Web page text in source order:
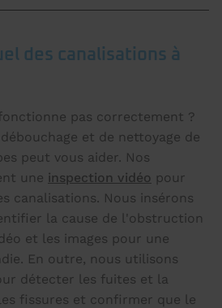
des canalisations à
pas correctement ?
et de nettoyage de
peut vous aider. Nos
une inspection vidéo pour
canalisations. Nous insérons
la cause de l'obstruction
et les images pour une
En outre, nous utilisons
détecter les fuites et la
fissures et confirmer que le